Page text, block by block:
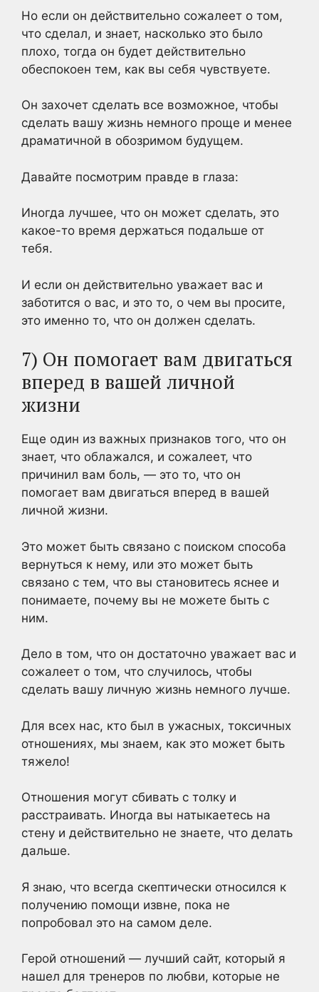
Но если он действительно сожалеет о том,
что сделал, и знает, насколько это было
плохо, тогда он будет действительно
обеспокоен тем, как вы себя чувствуете.
Он захочет сделать все возможное, чтобы
сделать вашу жизнь немного проще и менее
драматичной в обозримом будущем.
Давайте посмотрим правде в глаза:
Иногда лучшее, что он может сделать, это
какое-то время держаться подальше от
тебя.
И если он действительно уважает вас и
заботится о вас, и это то, о чем вы просите,
это именно то, что он должен сделать.
7) Он помогает вам двигаться
вперед в вашей личной
жизни
Еще один из важных признаков того, что он
знает, что облажался, и сожалеет, что
причинил вам боль, — это то, что он
помогает вам двигаться вперед в вашей
личной жизни.
Это может быть связано с поиском способа
вернуться к нему, или это может быть
связано с тем, что вы становитесь яснее и
понимаете, почему вы не можете быть с
ним.
Дело в том, что он достаточно уважает вас и
сожалеет о том, что случилось, чтобы
сделать вашу личную жизнь немного лучше.
Для всех нас, кто был в ужасных, токсичных
отношениях, мы знаем, как это может быть
тяжело!
Отношения могут сбивать с толку и
расстраивать. Иногда вы натыкаетесь на
стену и действительно не знаете, что делать
дальше.
Я знаю, что всегда скептически относился к
получению помощи извне, пока не
попробовал это на самом деле.
Герой отношений — лучший сайт, который я
нашел для тренеров по любви, которые не